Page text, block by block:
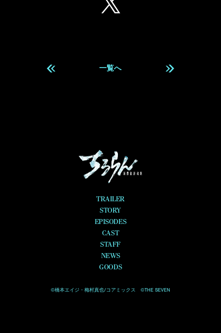
一覧へ
TRAILER
STORY
EPISODES
CAST
STAFF
NEWS
GOODS
©橋本エイジ・梅村真也/コアミックス ©THE SEVEN